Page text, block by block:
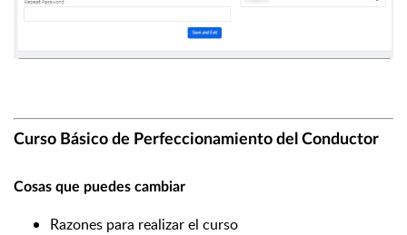
Curso Básico de Perfeccionamiento del Conductor
Cosas que puedes cambiar
Razones para realizar el curso